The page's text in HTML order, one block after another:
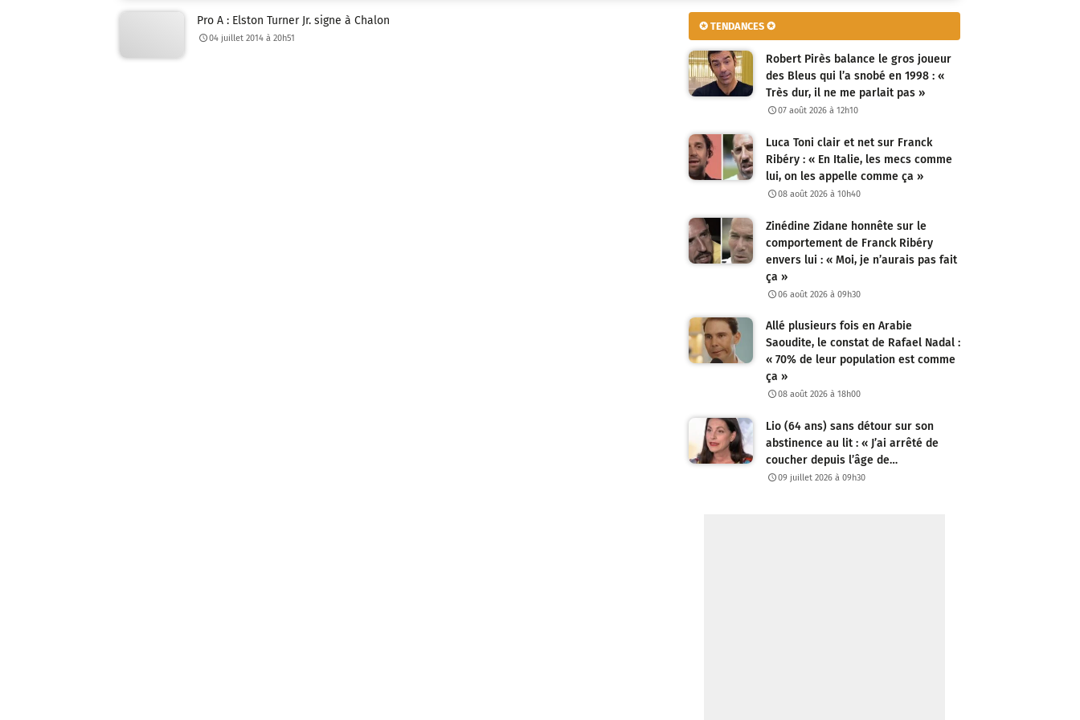
Pro A : Elston Turner Jr. signe à Chalon
04 juillet 2014 à 20h51
✪ TENDANCES ✪
Robert Pirès balance le gros joueur
des Bleus qui l’a snobé en 1998 : «
Très dur, il ne me parlait pas »
07 août 2026 à 12h10
Luca Toni clair et net sur Franck
Ribéry : « En Italie, les mecs comme
lui, on les appelle comme ça »
08 août 2026 à 10h40
Zinédine Zidane honnête sur le
comportement de Franck Ribéry
envers lui : « Moi, je n’aurais pas fait
ça »
06 août 2026 à 09h30
Allé plusieurs fois en Arabie
Saoudite, le constat de Rafael Nadal :
« 70% de leur population est comme
ça »
08 août 2026 à 18h00
Lio (64 ans) sans détour sur son
abstinence au lit : « J’ai arrêté de
coucher depuis l’âge de…
09 juillet 2026 à 09h30